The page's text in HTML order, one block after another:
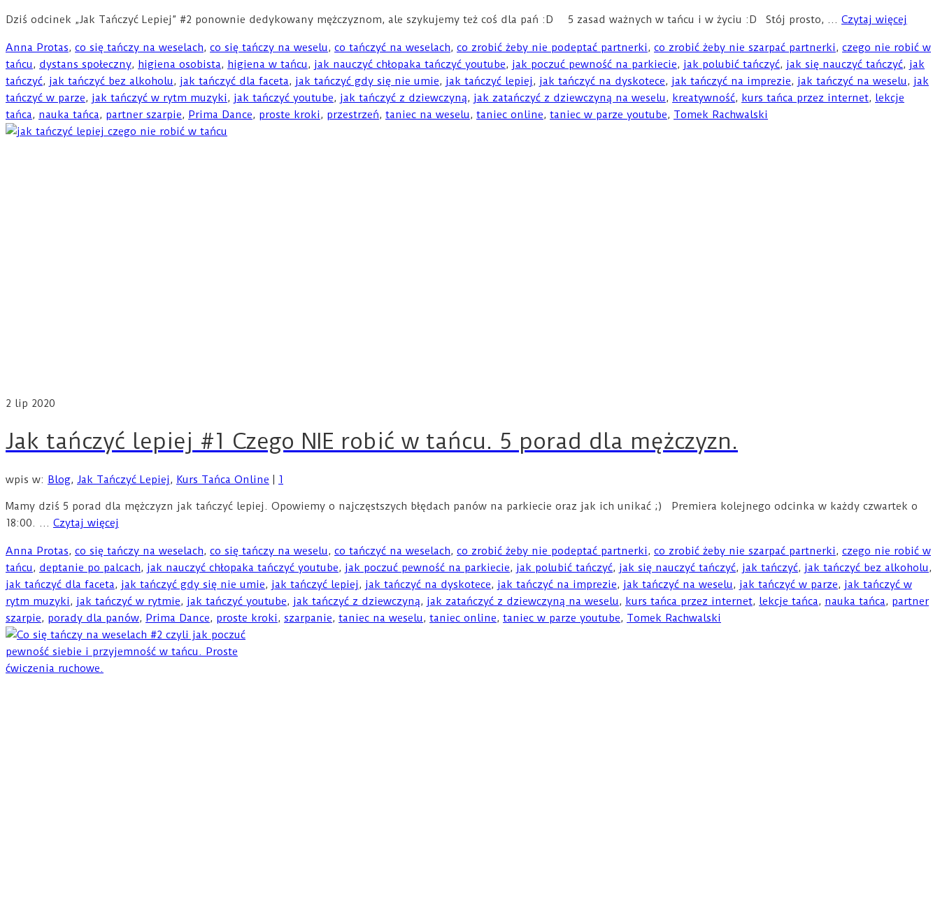
Dziś odcinek „Jak Tańczyć Lepiej” #2 ponownie dedykowany mężczyznom, ale szykujemy też coś dla pań :D 5 zasad ważnych w tańcu i w życiu :D Stój prosto, … Czytaj więcej
Anna Protas, co się tańczy na weselach, co się tańczy na weselu, co tańczyć na weselach, co zrobić żeby nie podeptać partnerki, co zrobić żeby nie szarpać partnerki, czego nie robić w
tańcu, dystans społeczny, higiena osobista, higiena w tańcu, jak nauczyć chłopaka tańczyć youtube, jak poczuć pewność na parkiecie, jak polubić tańczyć, jak się nauczyć tańczyć, jak
tańczyć, jak tańczyć bez alkoholu, jak tańczyć dla faceta, jak tańczyć gdy się nie umie, jak tańczyć lepiej, jak tańczyć na dyskotece, jak tańczyć na imprezie, jak tańczyć na weselu, jak
tańczyć w parze, jak tańczyć w rytm muzyki, jak tańczyć youtube, jak tańczyć z dziewczyną, jak zatańczyć z dziewczyną na weselu, kreatywność, kurs tańca przez internet, lekcje
tańca, nauka tańca, partner szarpie, Prima Dance, proste kroki, przestrzeń, taniec na weselu, taniec online, taniec w parze youtube, Tomek Rachwalski
2 lip 2020
Jak tańczyć lepiej #1 Czego NIE robić w tańcu. 5 porad dla mężczyzn.
wpis w: Blog, Jak Tańczyć Lepiej, Kurs Tańca Online 1
Mamy dziś 5 porad dla mężczyzn jak tańczyć lepiej. Opowiemy o najczęstszych błędach panów na parkiecie oraz jak ich unikać ;) Premiera kolejnego odcinka w każdy czwartek o
18:00. … Czytaj więcej
Anna Protas, co się tańczy na weselach, co się tańczy na weselu, co tańczyć na weselach, co zrobić żeby nie podeptać partnerki, co zrobić żeby nie szarpać partnerki, czego nie robić w
tańcu, deptanie po palcach, jak nauczyć chłopaka tańczyć youtube, jak poczuć pewność na parkiecie, jak polubić tańczyć, jak się nauczyć tańczyć, jak tańczyć, jak tańczyć bez alkoholu,
jak tańczyć dla faceta, jak tańczyć gdy się nie umie, jak tańczyć lepiej, jak tańczyć na dyskotece, jak tańczyć na imprezie, jak tańczyć na weselu, jak tańczyć w parze, jak tańczyć w
rytm muzyki, jak tańczyć w rytmie, jak tańczyć youtube, jak tańczyć z dziewczyną, jak zatańczyć z dziewczyną na weselu, kurs tańca przez internet, lekcje tańca, nauka tańca, partner
szarpie, porady dla panów, Prima Dance, proste kroki, szarpanie, taniec na weselu, taniec online, taniec w parze youtube, Tomek Rachwalski